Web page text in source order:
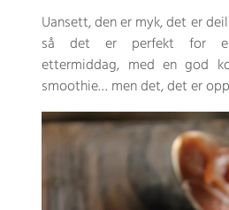
Uansett, den er myk, det er
så det er perfekt for
ettermiddag, med en god
smoothie… men det, det er